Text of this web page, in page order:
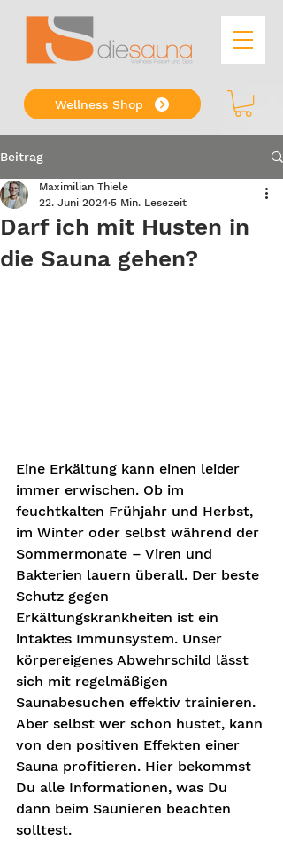
Wellness Shop
Beitrag
Darf ich mit Husten in
die Sauna gehen?
Maximilian Thiele
22. Juni 2024 5 Min. Lesezeit
Eine Erkältung kann einen leider
immer erwischen. Ob im
feuchtkalten Frühjahr und Herbst,
im Winter oder selbst während der
Sommermonate – Viren und
Bakterien lauern überall. Der beste
Schutz gegen
Erkältungskrankheiten ist ein
intaktes Immunsystem. Unser
körpereigenes Abwehrschild lässt
sich mit regelmäßigen
Saunabesuchen effektiv trainieren.
Aber selbst wer schon hustet, kann
von den positiven Effekten einer
Sauna profitieren. Hier bekommst
Du alle Informationen, was Du
dann beim Saunieren beachten
solltest.